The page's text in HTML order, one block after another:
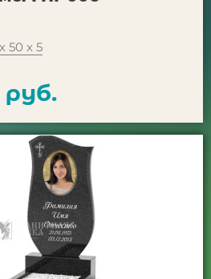
50 х 5